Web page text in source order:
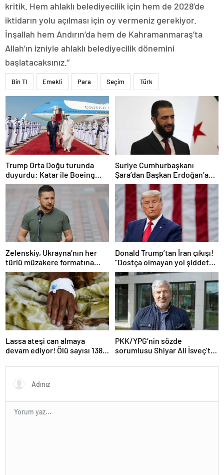
kritik. Hem ahlaklı belediyecilik için hem de 2028’de
iktidarın yolu açılması için oy vermeniz gerekiyor.
İnşallah hem Andırın’da hem de Kahramanmaraş’ta
Allah’ın izniyle ahlaklı belediyecilik dönemini
başlatacaksınız.”
Bin Tl Emekli Para Seçim Türk
Trump Orta Doğu turunda
duyurdu: Katar ile Boeing
arasında 200 milyar dolarlık
Suriye Cumhurbaşkanı
Şara’dan Başkan Erdoğan’a
teşekkür
Zelenskiy, Ukrayna’nın her
türlü müzakere formatına
hazır olduğunu duyurdu!
Donald Trump’tan İran çıkışı!
“Dostça olmayan yol şiddet
içeriyor ve ben bunu
istemiyorum”
Lassa ateşi can almaya
devam ediyor! Ölü sayısı 138’e
PKK/YPG’nin sözde
sorumlusu Shiyar Ali İsveç’te